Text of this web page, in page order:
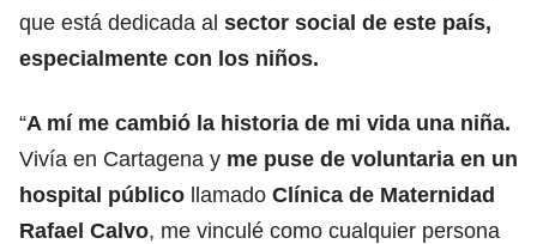
que está dedicada al sector social de este país,
especialmente con los niños.
“A mí me cambió la historia de mi vida una niña.
Vivía en Cartagena y me puse de voluntaria en un
hospital público llamado Clínica de Maternidad
Rafael Calvo, me vinculé como cualquier persona